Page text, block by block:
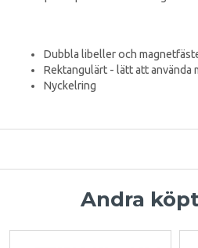
Dubbla libeller och
Rektangulärt - lätt att använda
Nyckelring
Andra